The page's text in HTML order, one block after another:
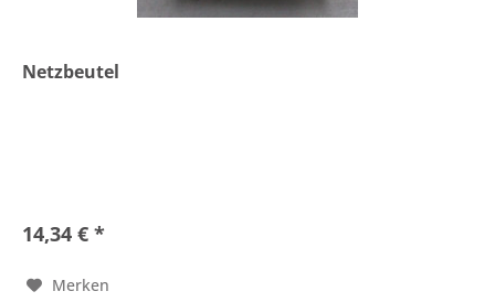
Netzbeutel
14,34 € *
Merken